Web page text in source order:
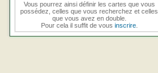
Vous pourrez ainsi définir les cartes que vous
possédez, celles que vous recherchez et celles
que vous avez en double.
Pour cela il suffit de vous inscrire.